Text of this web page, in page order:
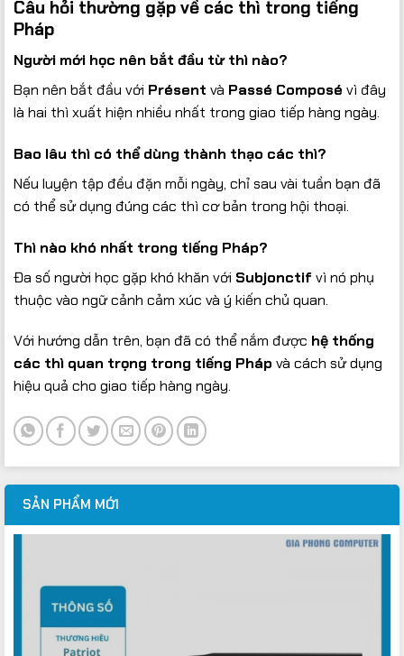
Câu hỏi thường gặp về các thì trong tiếng
Pháp
Người mới học nên bắt đầu từ thì nào?
Bạn nên bắt đầu với Présent và Passé Composé vì đây
là hai thì xuất hiện nhiều nhất trong giao tiếp hàng ngày.
Bao lâu thì có thể dùng thành thạo các thì?
Nếu luyện tập đều đặn mỗi ngày, chỉ sau vài tuần bạn đã
có thể sử dụng đúng các thì cơ bản trong hội thoại.
Thì nào khó nhất trong tiếng Pháp?
Đa số người học gặp khó khăn với Subjonctif vì nó phụ
thuộc vào ngữ cảnh cảm xúc và ý kiến chủ quan.
Với hướng dẫn trên, bạn đã có thể nắm được hệ thống
các thì quan trọng trong tiếng Pháp và cách sử dụng
hiệu quả cho giao tiếp hàng ngày.
SẢN PHẨM MỚI